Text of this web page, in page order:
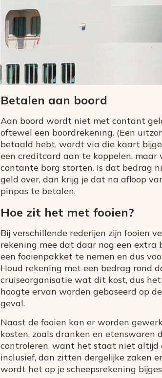
Betalen aan boord
Aan boord wordt niet met contant
oftewel een boordrekening. (Een
betaald hebt, wordt via die kaart
een creditcard aan te koppelen, maar
contante borg storten. Is dat bedrag
geld over, dan krijg je dat na afloop
pinpas te betalen.
Hoe zit het met fooien?
Bij verschillende rederijen zijn fooien
rekening mee dat daar nog een extra
een fooienpakket te nemen en dus
Houd rekening met een bedrag rond
cruiseorganisatie wat dit kost, dus
hoogte ervan worden gebaseerd op
geval.
Naast de fooien kan er worden
kosten, zoals dranken en
controleren, want het staat niet altijd
inclusief, dan zitten dergelijke zaken
wordt het op je scheepsrekening